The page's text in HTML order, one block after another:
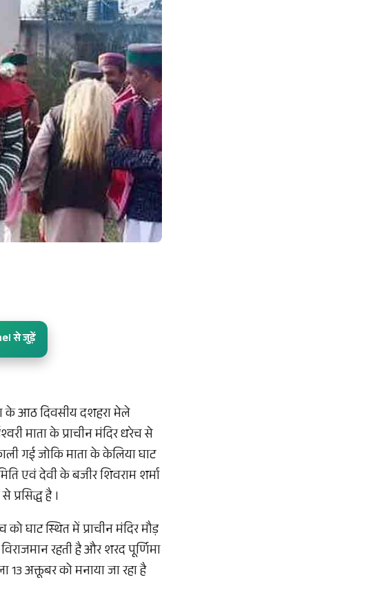
से जुड़ें
के आठ दिवसीय दशहरा मेले
माता के प्राचीन मंदिर धरेच से
गई जोकि माता के केलिया घाट
एवं देवी के बजीर शिवराम शर्मा
प्रसिद्ध है ।
घाट स्थित में प्राचीन मंदिर मौड़
रहती है और शरद पूर्णिमा
अक्तूबर को मनाया जा रहा है